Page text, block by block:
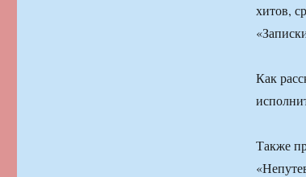
хитов,
Как
Также